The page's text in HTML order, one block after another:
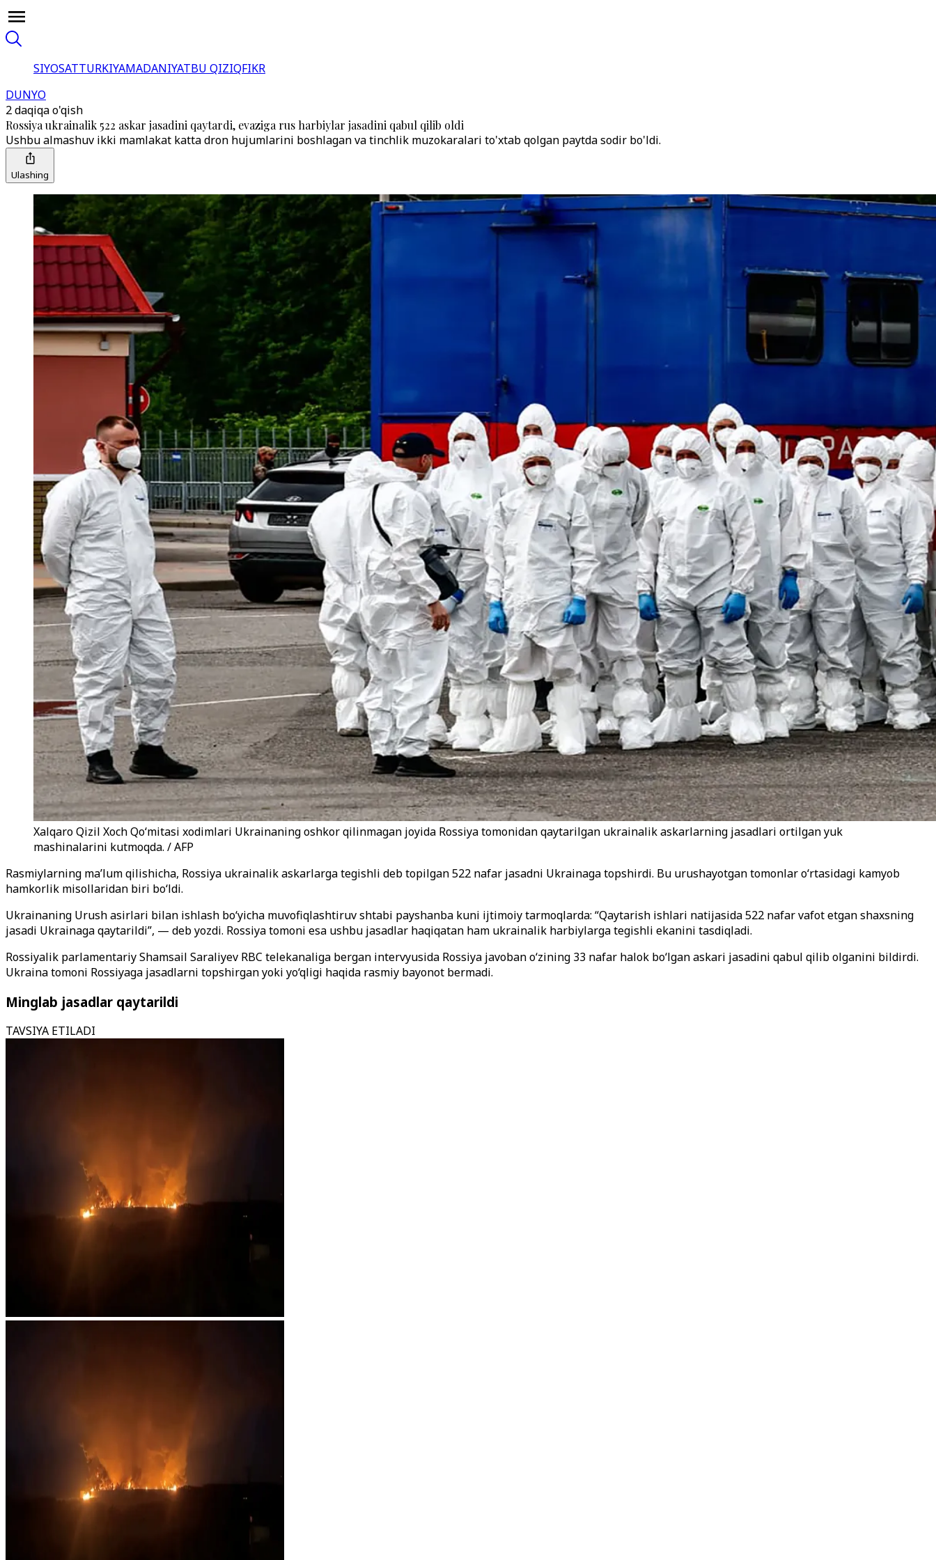
SIYOSATTURKIYAMADANIYATBU QIZIQFIKR
DUNYO
2 daqiqa o'qish
Rossiya ukrainalik 522 askar jasadini qaytardi, evaziga rus harbiylar jasadini qabul qilib oldi
Ushbu almashuv ikki mamlakat katta dron hujumlarini boshlagan va tinchlik muzokaralari to'xtab qolgan paytda sodir bo'ldi.
Ulashing
Xalqaro Qizil Xoch Qoʻmitasi xodimlari Ukrainaning oshkor qilinmagan joyida Rossiya tomonidan qaytarilgan ukrainalik askarlarning jasadlari ortilgan yuk
mashinalarini kutmoqda. / AFP
Rasmiylarning ma’lum qilishicha, Rossiya ukrainalik askarlarga tegishli deb topilgan 522 nafar jasadni Ukrainaga topshirdi. Bu urushayotgan tomonlar o‘rtasidagi kamyob
hamkorlik misollaridan biri bo‘ldi.
Ukrainaning Urush asirlari bilan ishlash bo‘yicha muvofiqlashtiruv shtabi payshanba kuni ijtimoiy tarmoqlarda: “Qaytarish ishlari natijasida 522 nafar vafot etgan shaxsning
jasadi Ukrainaga qaytarildi”, — deb yozdi. Rossiya tomoni esa ushbu jasadlar haqiqatan ham ukrainalik harbiylarga tegishli ekanini tasdiqladi.
Rossiyalik parlamentariy Shamsail Saraliyev RBC telekanaliga bergan intervyusida Rossiya javoban o‘zining 33 nafar halok bo‘lgan askari jasadini qabul qilib olganini bildirdi.
Ukraina tomoni Rossiyaga jasadlarni topshirgan yoki yo‘qligi haqida rasmiy bayonot bermadi.
Minglab jasadlar qaytarildi
TAVSIYA ETILADI